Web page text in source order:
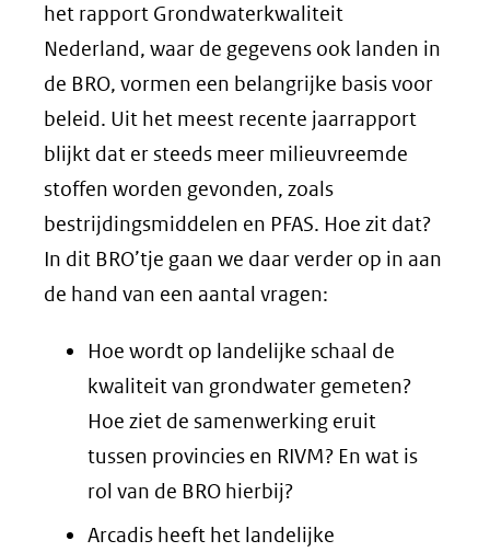
het rapport Grondwaterkwaliteit
Nederland, waar de gegevens ook landen in
de BRO, vormen een belangrijke basis voor
beleid. Uit het meest recente jaarrapport
blijkt dat er steeds meer milieuvreemde
stoffen worden gevonden, zoals
bestrijdingsmiddelen en PFAS. Hoe zit dat?
In dit BRO’tje gaan we daar verder op in aan
de hand van een aantal vragen:
Hoe wordt op landelijke schaal de
kwaliteit van grondwater gemeten?
Hoe ziet de samenwerking eruit
tussen provincies en RIVM? En wat is
rol van de BRO hierbij?
Arcadis heeft het landelijke